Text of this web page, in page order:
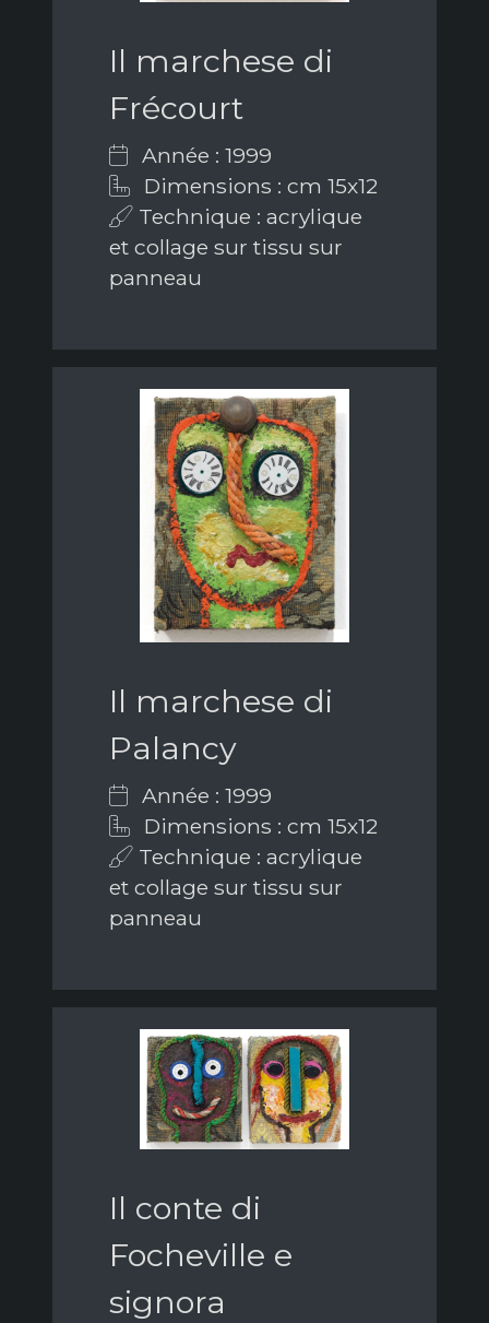
Il marchese di
Frécourt
Année : 1999
Dimensions : cm 15x12
Technique : acrylique
et collage sur tissu sur
panneau
Il marchese di
Palancy
Année : 1999
Dimensions : cm 15x12
Technique : acrylique
et collage sur tissu sur
panneau
Il conte di
Focheville e
signora